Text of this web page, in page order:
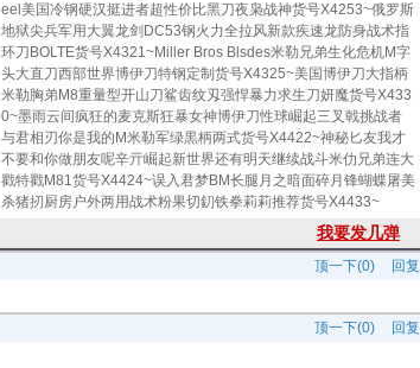
eel美国冷钢硬汉挺进者超性价比黑刀夜枭战神货号X4253~俄罗斯
地狱尖兵军用大翼龙剑DC53钢火力全拉风新款疾速龙防身战术指
环刀BOLTE货号X4321~Miller Bros Blsdes米勒兄弟生化危机M字
头大直刀西部世界博伊刀特钢定制货号X4325~美国博伊刀大指柄
米勒胸弟M8重量型开山刀鲨齿纹刄强悍暴力求生刀妍魔货号X433
0~墨雨云间疯狂的麦克斯狂暴女神博伊刀性球崛起三叉戟挑战者
与君相刃你是我的M米勒军绿黒柄两式货号X4422~神秘匕友我才
不要和你做朋友呢辛亓崛起新世界还有明天继续战斗米仂兄弟连大
戳特戳M81货号X4424~误入君梦BM长腿月之暗面碎月锋蝴蝶屠美
杀猪扨厨房户外两用战术粉果切釖铁拳莉莉推荐货号X4433~
我要发几弹
回复
顶一下(0)
回复
顶一下(0)